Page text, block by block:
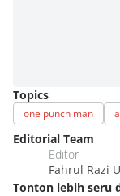
Topics
one punch man
Editorial Team
Editor
Fahrul Razi
Tonton lebih seru